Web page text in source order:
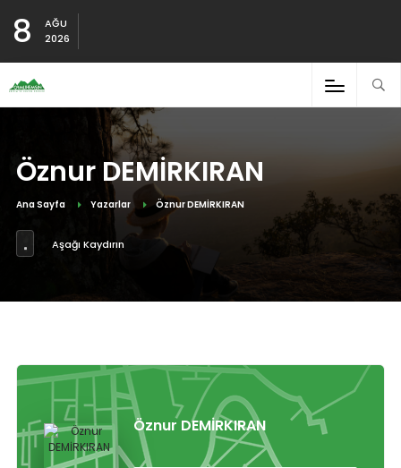
8
AĞU
2026
Öznur DEMİRKIRAN
Ana Sayfa Yazarlar Öznur DEMİRKIRAN
Aşağı Kaydırın
Öznur DEMİRKIRAN